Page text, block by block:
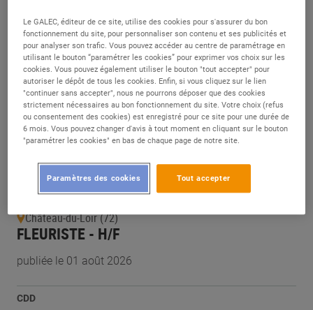
Avranches (50)
FLEURISTE - H/F
publiée le 05 août 2026
CDI
Tourlaville (50)
FLEURISTE - H/F
publiée le 05 août 2026
Château-du-Loir (72)
FLEURISTE - H/F
publiée le 01 août 2026
CDD
Le GALEC, éditeur de ce site, utilise des cookies pour s'assurer du bon
fonctionnement du site, pour personnaliser son contenu et ses publicités et
pour analyser son trafic. Vous pouvez accéder au centre de paramétrage en
utilisant le bouton “paramétrer les cookies” pour exprimer vos choix sur les
cookies. Vous pouvez également utiliser le bouton "tout accepter" pour
autoriser le dépôt de tous les cookies. Enfin, si vous cliquez sur le lien
"continuer sans accepter", nous ne pourrons déposer que des cookies
strictement nécessaires au bon fonctionnement du site. Votre choix (refus
ou consentement des cookies) est enregistré pour ce site pour une durée de
6 mois. Vous pouvez changer d'avis à tout moment en cliquant sur le bouton
"paramétrer les cookies" en bas de chaque page de notre site.
Tout accepter
Paramètres des cookies